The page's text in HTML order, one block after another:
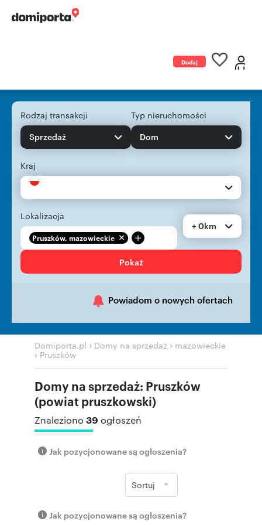
Dodaj
Rodzaj transakcji
Sprzedaż
Typ nieruchomości
Dom
Kraj
Lokalizacja
Pruszków, mazowieckie +
+ 0km
Pokaż
Powiadom o nowych ofertach
Domiporta.pl › Domy na sprzedaż › mazowieckie
› Pruszków
Domy na sprzedaż: Pruszków
(powiat pruszkowski)
Znaleziono 39 ogłoszeń
Jak pozycjonowane są ogłoszenia?
Sortuj
Jak pozycjonowane są ogłoszenia?